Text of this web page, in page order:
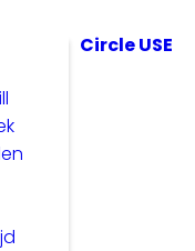
Circle USE